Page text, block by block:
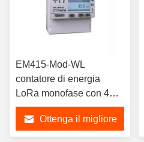
EM415-Mod-WL
contatore di energia
LoRa monofase con 4
moduli di funzionamento
da -25 a 75 gradi
Ottenga il migliore